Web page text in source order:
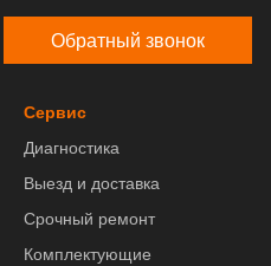
Обратный звонок
Сервис
Диагностика
Выезд и доставка
Срочный ремонт
Комплектующие